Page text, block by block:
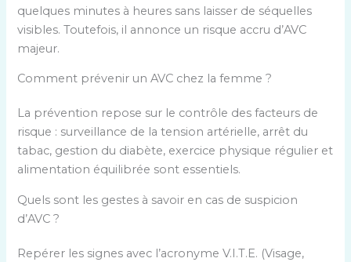
quelques minutes à heures sans laisser de séquelles
visibles. Toutefois, il annonce un risque accru d’AVC
majeur.
Comment prévenir un AVC chez la femme ?
La prévention repose sur le contrôle des facteurs de
risque : surveillance de la tension artérielle, arrêt du
tabac, gestion du diabète, exercice physique régulier et
alimentation équilibrée sont essentiels.
Quels sont les gestes à savoir en cas de suspicion
d’AVC ?
Repérer les signes avec l’acronyme V.I.T.E. (Visage,